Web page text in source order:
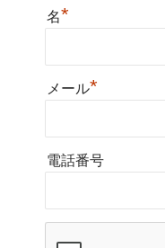
名*
メール*
電話番号